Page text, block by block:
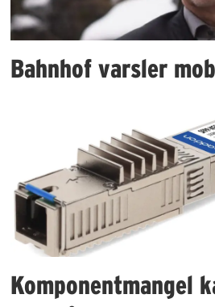
Bahnhof varsler
Komponentmangel